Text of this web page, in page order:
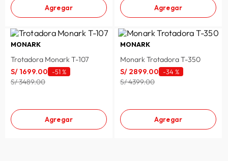
Agregar Agregar
MONARK
Trotadora Monark T-107
S/ 1699.00 -51 %
S/ 3489.00
Agregar
MONARK
Monark Trotadora T-350
S/ 2899.00 -34 %
S/ 4399.00
Agregar